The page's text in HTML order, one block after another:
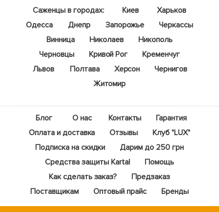
Саженцы в городах: Киев
Харьков
Одесса
Днепр Запорожье
Черкассы
Винница
Николаев
Никополь
Черновцы
Кривой Рог
Кременчуг
Львов
Полтава Херсон
Чернигов
Житомир
Блог О нас Контакты
Гарантия
Оплата и доставка
Отзывы
Клуб "LUX"
Подписка на скидки
Дарим до 250 грн
Средства защиты Kartal
Помощь
Как сделать заказ?
Предзаказ
Поставщикам
Оптовый прайс Бренды